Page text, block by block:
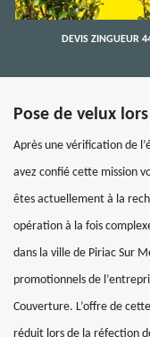
DEVIS ZINGUEUR
Pose de velux
Après une vérification de
avez confié cette mission
êtes actuellement à la
opération à la fois
dans la ville de Piriac Sur
promotionnels de
Couverture. L’offre de
réduit lors de la réfection